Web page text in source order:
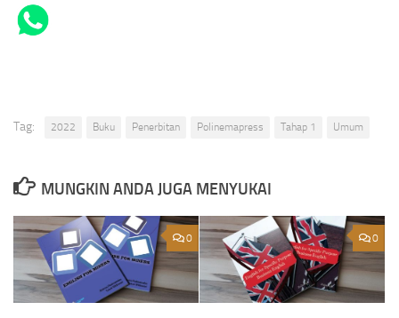
Tag: 2022 Buku Penerbitan Polinemapress Tahap 1 Umum
MUNGKIN ANDA JUGA MENYUKAI
0 0